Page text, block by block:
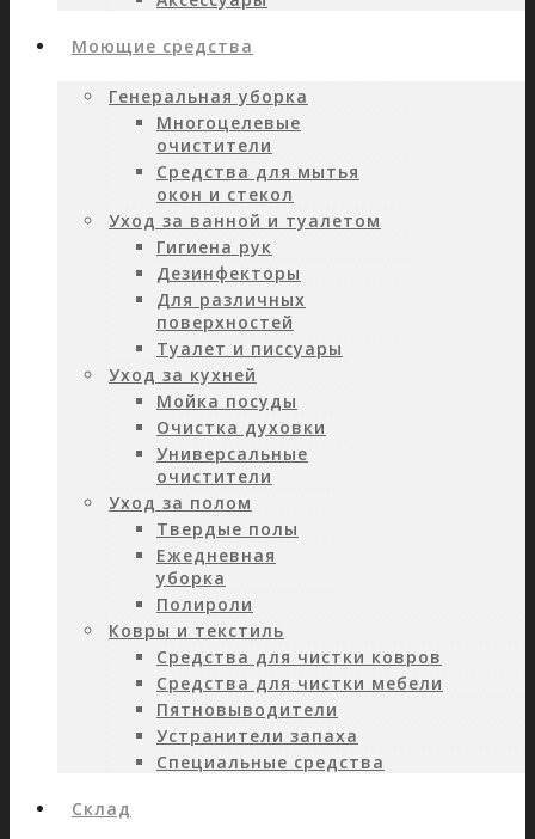
Моющие средства
Генеральная уборка
Многоцелевые
очистители
Средства для мытья
окон и стекол
Уход за ванной и туалетом
Гигиена рук
Дезинфекторы
Для различных
поверхностей
Туалет и писсуары
Уход за кухней
Мойка посуды
Очистка духовки
Универсальные
очистители
Уход за полом
Твердые полы
Ежедневная
уборка
Полироли
Ковры и текстиль
Средства для чистки ковров
Средства для чистки мебели
Пятновыводители
Устранители запаха
Специальные средства
Склад